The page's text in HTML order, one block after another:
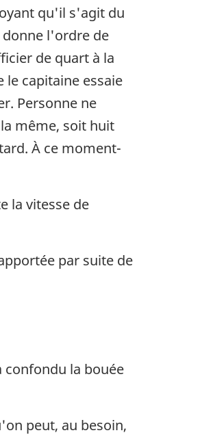
qu'il s'agit du
donne l'ordre de
de quart à la
capitaine essaie
Personne ne
même, soit huit
À ce moment-
la vitesse de
par suite de
confondu la bouée
peut, au besoin,